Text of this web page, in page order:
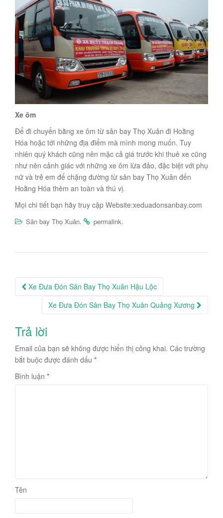
Xe ôm
Để đi chuyển bằng xe ôm từ sân bay Thọ Xuân đi Hoằng
Hóa hoặc tới những địa điểm mà mình mong muốn. Tuy
nhiên quý khách cũng nên mặc cả giá trước khi thuê xe cũng
như nên cảnh giác với những xe ôm lừa đảo, đặc biệt với phụ
nữ và trẻ em để chặng đường từ sân bay Thọ Xuân đến
Hoằng Hóa thêm an toàn và thú vị.
Mọi chi tiết bạn hãy truy cập Website:xeduadonsanbay.com
Sân bay Thọ Xuân. permalink.
Post
navigation
Xe Đưa Đón Sân Bay Thọ Xuân Hậu Lộc
Xe Đưa Đón Sân Bay Thọ Xuân Quảng Xương
Trả lời
Email của bạn sẽ không được hiển thị công khai. Các trường
bắt buộc được đánh dấu *
Bình luận *
Tên